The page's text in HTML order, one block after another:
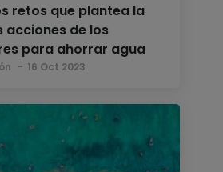
retos que plantea la
acciones de los
para ahorrar agua
16 Oct 2023